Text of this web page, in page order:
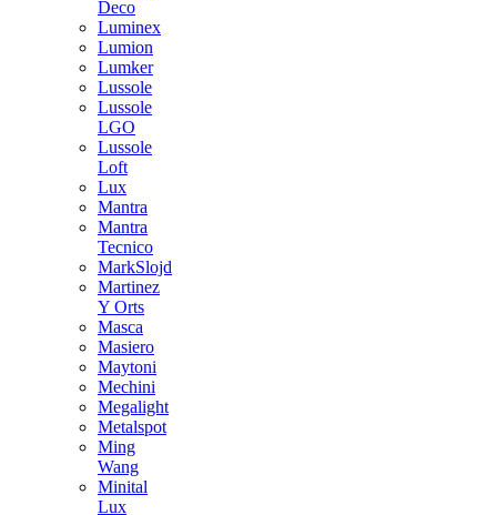
Deco
Luminex
Lumion
Lumker
Lussole
Lussole
LGO
Lussole
Loft
Lux
Mantra
Mantra
Tecnico
MarkSlojd
Martinez
Y Orts
Masca
Masiero
Maytoni
Mechini
Megalight
Metalspot
Ming
Wang
Minital
Lux